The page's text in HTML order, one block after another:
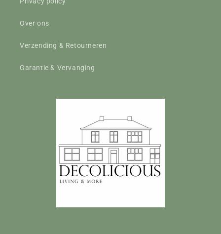
Over ons
Verzending & Retourneren
Garantie & Vervanging